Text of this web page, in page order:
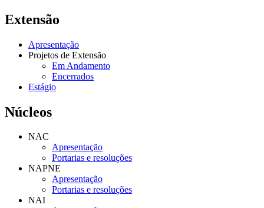
Extensão
Apresentação
Projetos de Extensão
Em Andamento
Encerrados
Estágio
Núcleos
NAC
Apresentação
Portarias e resoluções
NAPNE
Apresentação
Portarias e resoluções
NAI